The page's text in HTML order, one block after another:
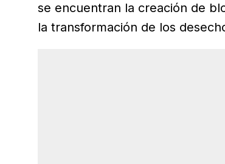
se encuentran la creación de
la transformación de los